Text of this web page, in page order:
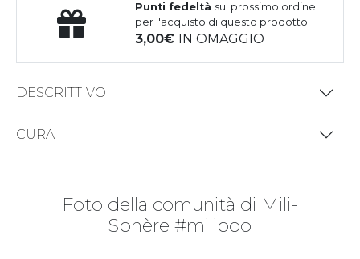
Punti fedeltà sul prossimo ordine
per l'acquisto di questo prodotto.
3,00 IN OMAGGIO
DESCRITTIVO
CURA
Foto della comunità di Mili-
Sphère #miliboo